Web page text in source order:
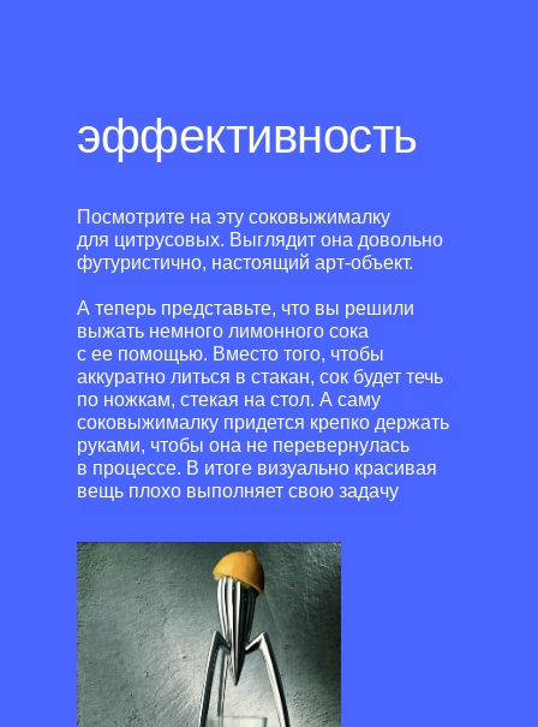
эффективность
Посмотрите на эту соковыжималку
для цитрусовых. Выглядит она довольно
футуристично, настоящий арт-объект.
А теперь представьте, что вы решили
выжать немного лимонного сока
с ее помощью. Вместо того, чтобы
аккуратно литься в стакан, сок будет течь
по ножкам, стекая на стол. А саму
соковыжималку придется крепко держать
руками, чтобы она не перевернулась
в процессе. В итоге визуально красивая
вещь плохо выполняет свою задачу